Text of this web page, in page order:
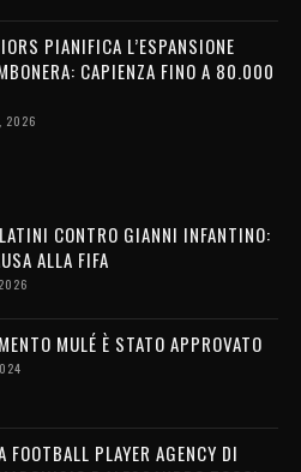
PIANIFICA L’ESPANSIONE
CAPIENZA FINO A 80.000
2026
CONTRO GIANNI INFANTINO:
ALLA FIFA
MULÉ È STATO APPROVATO
FOOTBALL PLAYER AGENCY DI